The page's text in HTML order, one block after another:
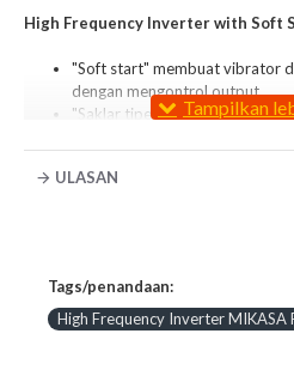
High Frequency Inverter with Soft
"Soft start" membuat vibrator
dengan mengontrol output.
"Saklar tipe lembaran"
angka.
ULASAN
Tags/penandaan:
High Frequency Inverter MIKASA